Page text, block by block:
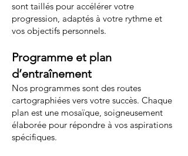
sont taillés pour accélérer votre
progression, adaptés à votre rythme et
vos objectifs personnels.
Programme et plan
d’entraînement
Nos programmes sont des routes
cartographiées vers votre succès. Chaque
plan est une mosaïque, soigneusement
élaborée pour répondre à vos aspirations
spécifiques.